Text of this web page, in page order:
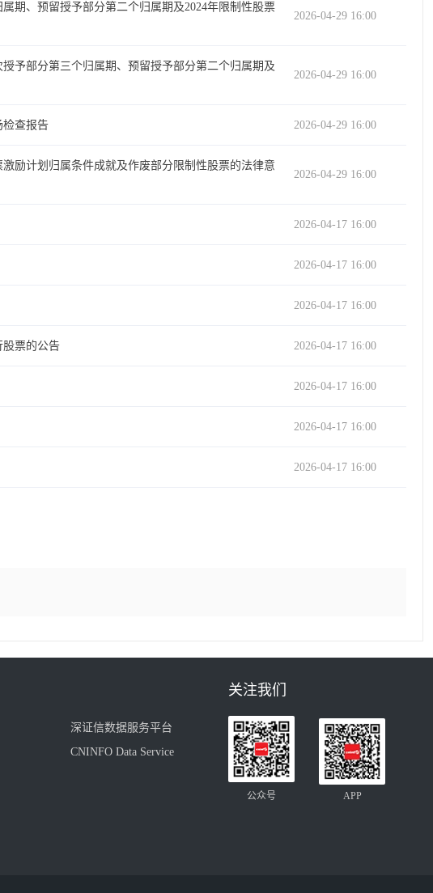
期、预留授予部分第二个归属期及2024年限制性股票
2026-04-29 16:00
予部分第三个归属期、预留授予部分第二个归属期及
2026-04-29 16:00
检查报告 2026-04-29 16:00
励计划归属条件成就及作废部分限制性股票的法律意
2026-04-29 16:00
2026-04-17 16:00
2026-04-17 16:00
2026-04-17 16:00
票的公告 2026-04-17 16:00
2026-04-17 16:00
2026-04-17 16:00
2026-04-17 16:00
深证信数据服务平台
CNINFO Data Service
关注我们
公众号 APP